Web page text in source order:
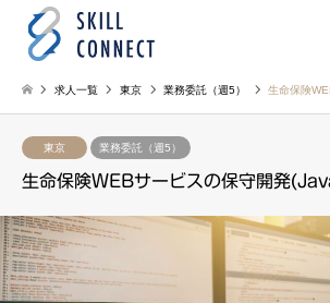
求人一覧 東京 業務委託（週5） 生命保険
東京 業務委託（週5）
生命保険WEBサービスの保守開発